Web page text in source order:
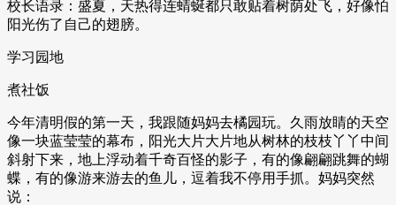
校长语录：盛夏，天热得连蜻蜒都只敢贴着树荫处飞，好像怕
阳光伤了自己的翅膀。
学习园地
煮社饭
今年清明假的第一天，我跟随妈妈去橘园玩。久雨放睛的天空
像一块蓝莹莹的幕布，阳光大片大片地从树林的枝枝丫丫中间
斜射下来，地上浮动着千奇百怪的影子，有的像翩翩跳舞的蝴
蝶，有的像游来游去的鱼儿，逗着我不停用手抓。妈妈突然
说：